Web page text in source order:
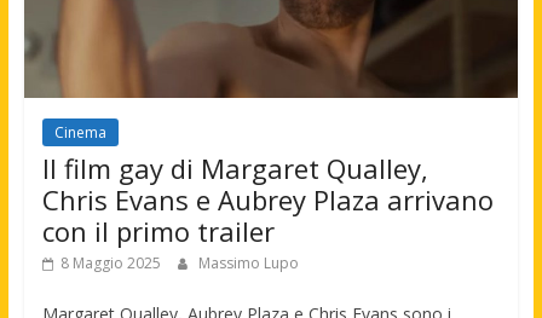
Cinema
Il film gay di Margaret Qualley,
Chris Evans e Aubrey Plaza arrivano
con il primo trailer
8 Maggio 2025 Massimo Lupo